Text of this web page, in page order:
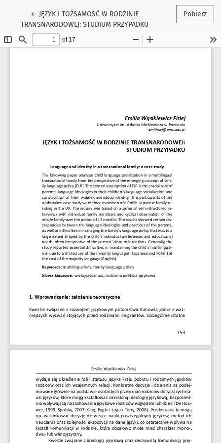
← Wróć do szczegółów artykułu
JĘZYK I TOŻSAMOŚĆ W RODZINIE
TRANSNARODOWEJ: STUDIUM PRZYPADKU
Pobierz